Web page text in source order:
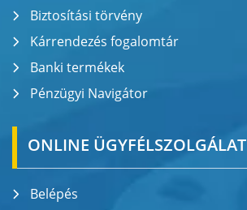
Biztosítási törvény
Kárrendezés fogalomtár
Banki termékek
Pénzügyi Navigátor
ONLINE ÜGYFÉLSZOLGÁLAT
Belépés